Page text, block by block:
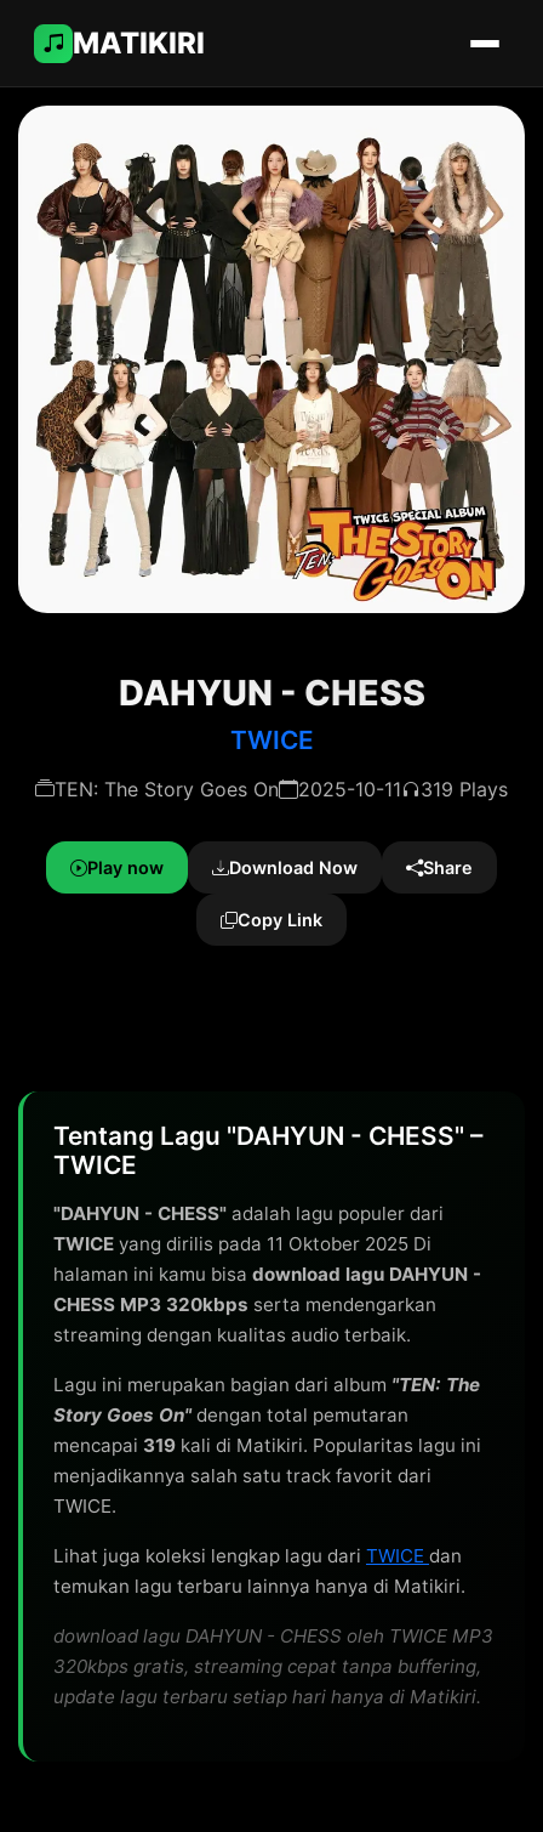
MATIKIRI
DAHYUN - CHESS
TWICE
TEN: The Story Goes On 2025-10-11 319 Plays
Play now Download Now Share
Copy Link
Tentang Lagu "DAHYUN - CHESS" –
TWICE
"DAHYUN - CHESS" adalah lagu populer dari
TWICE yang dirilis pada 11 Oktober 2025 Di
halaman ini kamu bisa download lagu DAHYUN -
CHESS MP3 320kbps serta mendengarkan
streaming dengan kualitas audio terbaik.
Lagu ini merupakan bagian dari album "TEN: The
Story Goes On"dengan total pemutaran
mencapai 319 kali di Matikiri. Popularitas lagu ini
menjadikannya salah satu track favorit dari
TWICE.
Lihat juga koleksi lengkap lagu dari TWICE dan
temukan lagu terbaru lainnya hanya di Matikiri.
download lagu DAHYUN - CHESS oleh TWICE MP3
320kbps gratis, streaming cepat tanpa buffering,
update lagu terbaru setiap hari hanya di Matikiri.